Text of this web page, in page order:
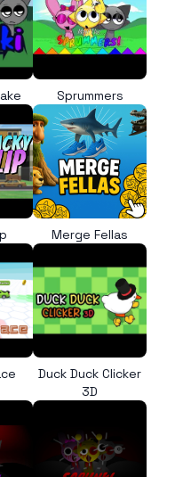
Sprummers
Merge Fellas
Duck Duck Clicker
3D